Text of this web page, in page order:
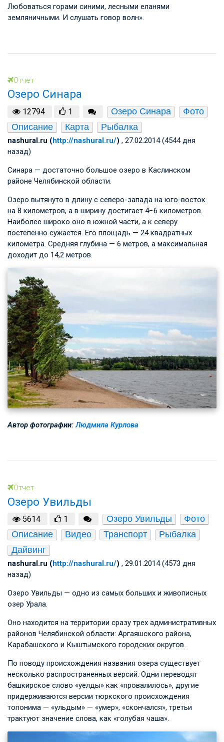
Любоваться горами синими, лесными еланями
земляничными. И слушать говор волн».
Отчет
Озеро Синара
12794 1 Озеро Синара
Фото
Описание
Карта Рыбалка
nashural.ru (http://nashural.ru/) , 27.02.2014 (4544 дня
назад)
Синара — достаточно большое озеро в Каслинском
районе Челябинской области.
Озеро вытянуто в длину с северо-запада на юго-восток
на 8 километров, а в ширину достигает 4−6 километров.
Наиболее широко оно в южной части, а к северу
постепенно сужается. Его площадь — 24 квадратных
километра. Средняя глубина — 6 метров, а максимальная
доходит до 14,2 метров.
Автор фотографии:Людмила Курлова
Отчет
Озеро Увильды
5614 1 Озеро Увильды
Фото
Описание
Видео Транспорт
Рыбалка
Дайвинг
nashural.ru (http://nashural.ru/) , 29.01.2014 (4573 дня
назад)
Озеро Увильды — одно из самых больших и живописных
озер Урала.
Оно находится на территории сразу трех административных
районов Челябинской области: Аргаяшского района,
Карабашского и Кыштымского городских округов.
По поводу происхождения названия озера существует
несколько распространенных версий. Одни переводят
башкирское слово «уелды» как «провалилось», другие
придерживаются версии тюркского происхождения
топонима — «ульдым» — «умер», «скончался», третьи
трактуют значение слова, как «голубая чаша».